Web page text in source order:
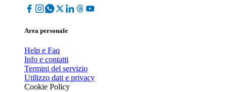
Area personale
Help e Faq
Info e contatti
Termini del servizio
Utilizzo dati e privacy
Cookie Policy